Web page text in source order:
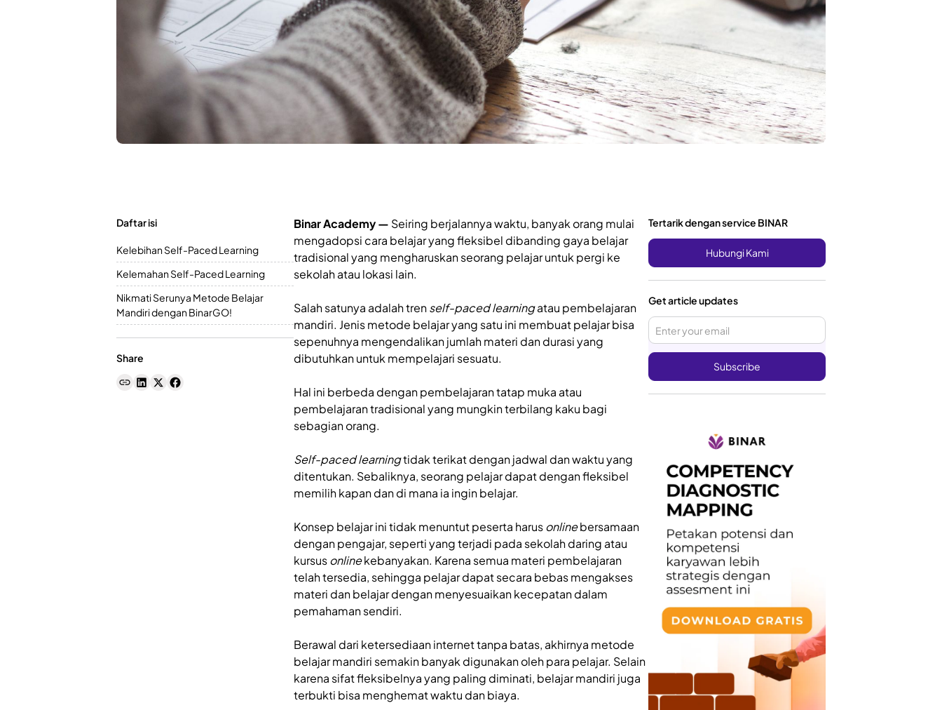
Daftar isi
Kelebihan Self-Paced Learning
Kelemahan Self-Paced Learning
Nikmati Serunya Metode Belajar
Mandiri dengan BinarGO!
Share
Binar Academy — Seiring berjalannya waktu, banyak orang mulai
mengadopsi cara belajar yang fleksibel dibanding gaya belajar
tradisional yang mengharuskan seorang pelajar untuk pergi ke
sekolah atau lokasi lain.
Salah satunya adalah trenself-paced learningatau pembelajaran
mandiri. Jenis metode belajar yang satu ini membuat pelajar bisa
sepenuhnya mengendalikan jumlah materi dan durasi yang
dibutuhkan untuk mempelajari sesuatu.
Hal ini berbeda dengan pembelajaran tatap muka atau
pembelajaran tradisional yang mungkin terbilang kaku bagi
sebagian orang.
Self-paced learningtidak terikat dengan jadwal dan waktu yang
ditentukan. Sebaliknya, seorang pelajar dapat dengan fleksibel
memilih kapan dan di mana ia ingin belajar.
Konsep belajar ini tidak menuntut peserta harusonlinebersamaan
dengan pengajar, seperti yang terjadi pada sekolah daring atau
kursusonlinekebanyakan. Karena semua materi pembelajaran
telah tersedia, sehingga pelajar dapat secara bebas mengakses
materi dan belajar dengan menyesuaikan kecepatan dalam
pemahaman sendiri.
Berawal dari ketersediaan internet tanpa batas, akhirnya metode
belajar mandiri semakin banyak digunakan oleh para pelajar. Selain
karena sifat fleksibelnya yang paling diminati, belajar mandiri juga
terbukti bisa menghemat waktu dan biaya.
Tertarik dengan service BINAR
Hubungi Kami
Get article updates